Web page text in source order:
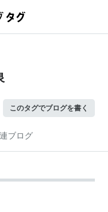
このタグでブログを書く
ブログ